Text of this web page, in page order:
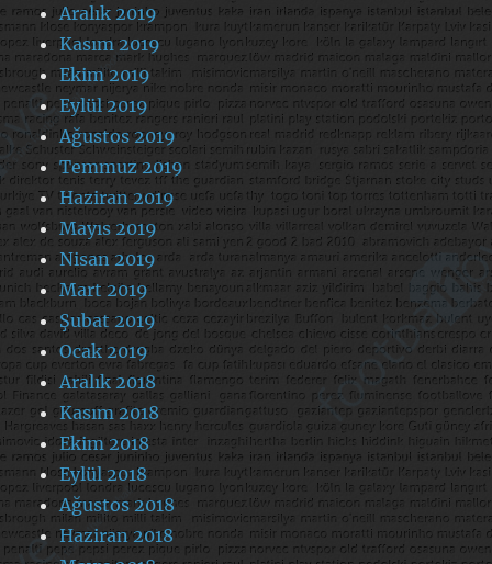
Aralık 2019
Kasım 2019
Ekim 2019
Eylül 2019
Ağustos 2019
Temmuz 2019
Haziran 2019
Mayıs 2019
Nisan 2019
Mart 2019
Şubat 2019
Ocak 2019
Aralık 2018
Kasım 2018
Ekim 2018
Eylül 2018
Ağustos 2018
Haziran 2018